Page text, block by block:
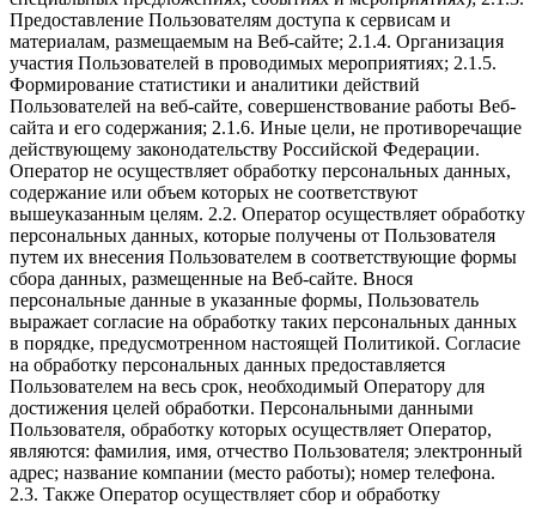
Предоставление Пользователям доступа к сервисам и
материалам, размещаемым на Веб-сайте; 2.1.4. Организация
участия Пользователей в проводимых мероприятиях; 2.1.5.
Формирование статистики и аналитики действий
Пользователей на веб-сайте, совершенствование работы Веб-
сайта и его содержания; 2.1.6. Иные цели, не противоречащие
действующему законодательству Российской Федерации.
Оператор не осуществляет обработку персональных данных,
содержание или объем которых не соответствуют
вышеуказанным целям. 2.2. Оператор осуществляет обработку
персональных данных, которые получены от Пользователя
путем их внесения Пользователем в соответствующие формы
сбора данных, размещенные на Веб-сайте. Внося
персональные данные в указанные формы, Пользователь
выражает согласие на обработку таких персональных данных
в порядке, предусмотренном настоящей Политикой. Согласие
на обработку персональных данных предоставляется
Пользователем на весь срок, необходимый Оператору для
достижения целей обработки. Персональными данными
Пользователя, обработку которых осуществляет Оператор,
являются: фамилия, имя, отчество Пользователя; электронный
адрес; название компании (место работы); номер телефона.
2.3. Также Оператор осуществляет сбор и обработку